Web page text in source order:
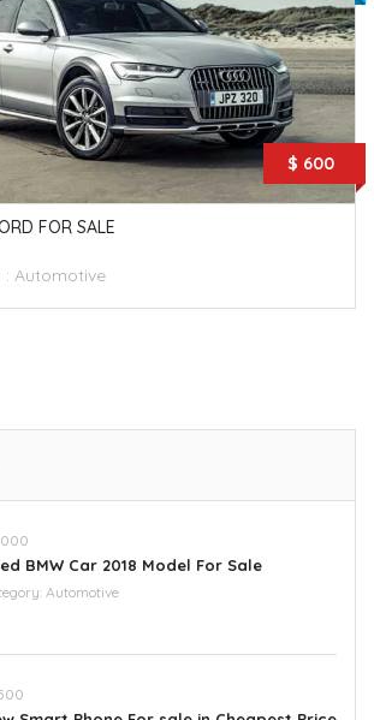
$ 600
FOR SALE
: Automotive
BMW Car 2018 Model For Sale
Automotive